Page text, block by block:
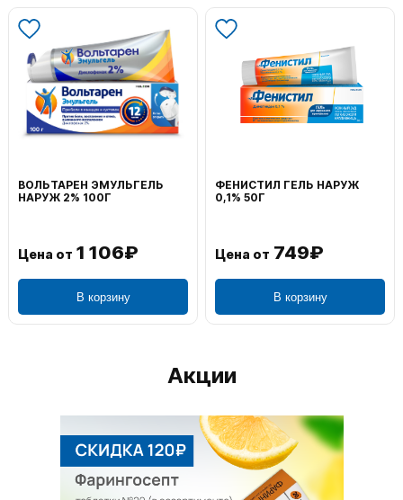
ВОЛЬТАРЕН ЭМУЛЬГЕЛЬ
НАРУЖ 2% 100Г
Цена от 1 106₽
В корзину
ФЕНИСТИЛ ГЕЛЬ НАРУЖ
0,1% 50Г
Цена от 749₽
В корзину
Акции